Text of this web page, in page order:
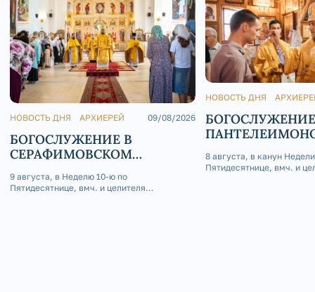
НОВОСТЬ ДНЯ АРХИЕРЕЙ 09/08/2026
БОГОСЛУЖЕНИЕ В
СЕРАФИМОВСКОМ
9 августа, в Неделю 10-ю по
Пятидесятнице, вмч. и целителя
НОВОСТЬ ДНЯ
8 августа, в канун
Пятидесятнице, вмч. и